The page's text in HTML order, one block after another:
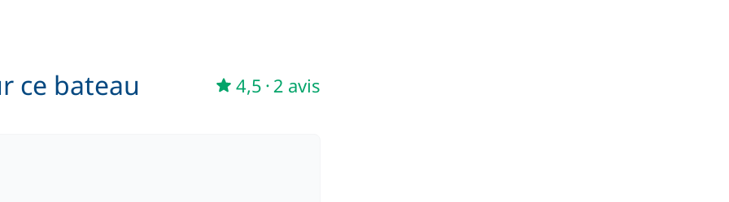
ce bateau 4,5 ·2 avis